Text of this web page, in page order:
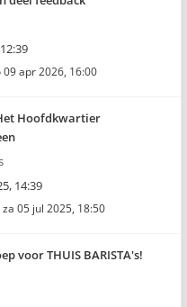
09 apr 2026, 16:00
Hoofdkwartier
14:39
za 05 jul 2025, 18:50
voor THUIS BARISTA's!